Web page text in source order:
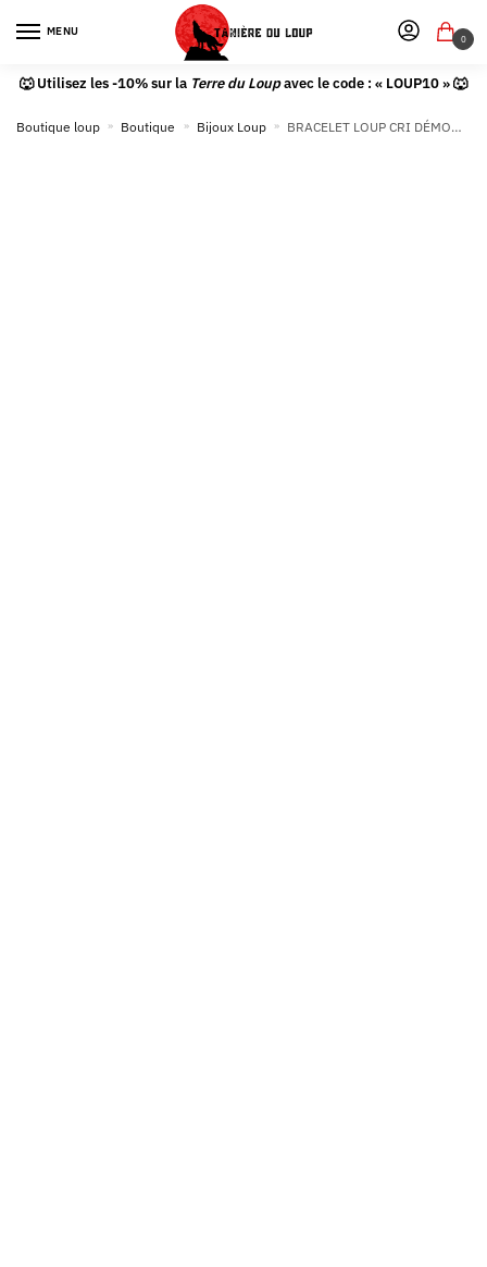
MENU
0
🐺 Utilisez les -10% sur la Terre du Loupavec le code : « LOUP10 » 🐺
Boutique loup » Boutique » Bijoux Loup » BRACELET LOUP CRI DÉMONIAQUE (CUIR & ACIER)